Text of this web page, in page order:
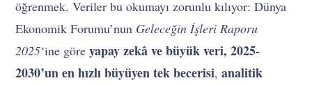
öğrenmek. Veriler bu okumayı zorunlu kılıyor: Dünya
Ekonomik Forumu’nun Geleceğin İşleri Raporu
2025‘ine göreyapay zekâ ve büyük veri, 2025-
2030’un en hızlı büyüyen tek becerisi,analitik